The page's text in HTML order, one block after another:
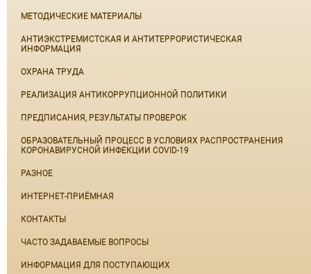
МЕТОДИЧЕСКИЕ МАТЕРИАЛЫ
АНТИЭКСТРЕМИСТСКАЯ И АНТИТЕРРОРИСТИЧЕСКАЯ
ИНФОРМАЦИЯ
ОХРАНА ТРУДА
РЕАЛИЗАЦИЯ АНТИКОРРУПЦИОННОЙ ПОЛИТИКИ
ПРЕДПИСАНИЯ, РЕЗУЛЬТАТЫ ПРОВЕРОК
ОБРАЗОВАТЕЛЬНЫЙ ПРОЦЕСС В УСЛОВИЯХ РАСПРОСТРАНЕНИЯ
КОРОНАВИРУСНОЙ ИНФЕКЦИИ COVID-19
РАЗНОЕ
ИНТЕРНЕТ-ПРИЁМНАЯ
КОНТАКТЫ
ЧАСТО ЗАДАВАЕМЫЕ ВОПРОСЫ
ИНФОРМАЦИЯ ДЛЯ ПОСТУПАЮЩИХ